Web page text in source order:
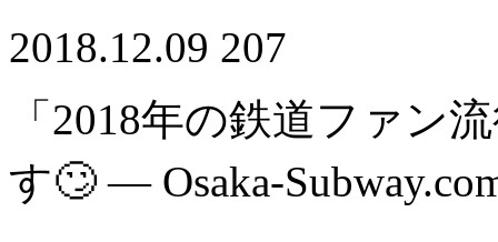
2018.12.09 207
「2018年の鉄道ファン
す🙄 — Osaka-